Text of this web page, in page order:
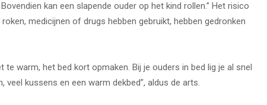
kan een slapende ouder op het kind rollen.” Het risico
medicijnen of drugs hebben gebruikt, hebben gedronken
te warm, het bed kort opmaken. Bij je ouders in bed lig je al snel
veel kussens en een warm dekbed”, aldus de arts.